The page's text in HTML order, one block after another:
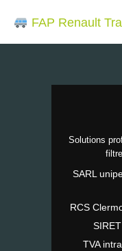
FAP Renault
Solutions
SARL
RCS
TVA